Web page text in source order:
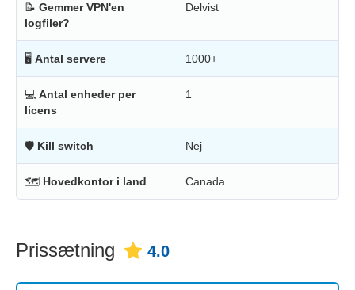
📝 Gemmer VPN'en
logfiler?
Delvist
🖥 Antal servere 1000+
💻 Antal enheder per
licens
1
🛡 Kill switch Nej
🗺 Hovedkontor i land Canada
Prissætning 4.0